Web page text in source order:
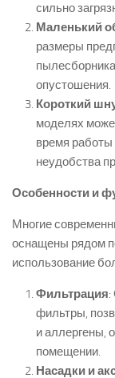
сильно
Маленький
размеры
опустошения.
Короткий
моделях
время работы
неудобства
Особенности и
Многие
оснащены рядом
использование
Фильтрация:
фильтры,
и аллергены,
помещении.
Насадки и